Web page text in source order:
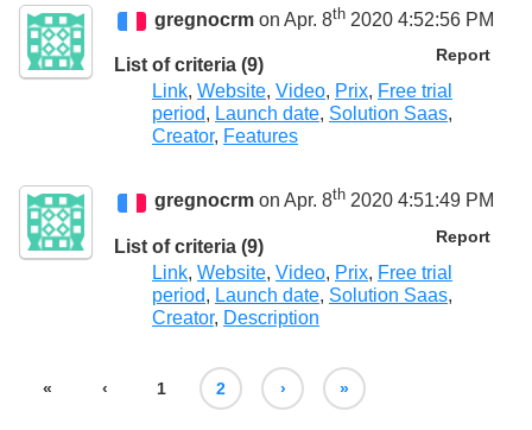
gregnocrm on Apr. 8th 2020 4:52:56 PM
Report
List of criteria (9)
Link, Website, Video, Prix, Free trial
period, Launch date, Solution Saas,
Creator, Features
gregnocrm on Apr. 8th 2020 4:51:49 PM
Report
List of criteria (9)
Link, Website, Video, Prix, Free trial
period, Launch date, Solution Saas,
Creator, Description
« ‹ 1 2 › »